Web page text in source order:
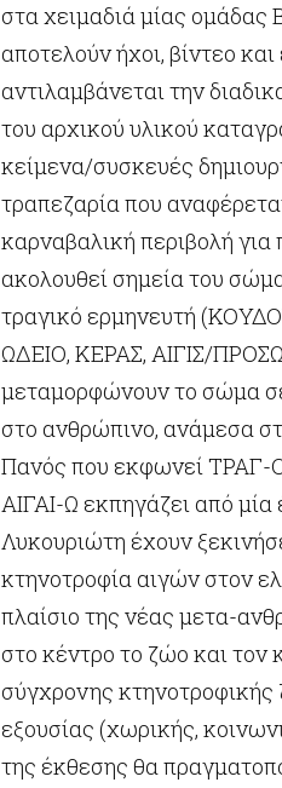
στα χειμαδιά μίας
αποτελούν ήχοι, βίντεο
αντιλαμβάνεται την
του αρχικού υλικού
κείμενα/συσκευές
τραπεζαρία που
καρναβαλική περιβολή
ακολουθεί σημεία του
τραγικό ερμηνευτή
ΩΔΕΙΟ, ΚΕΡΑΣ, ΑΙΓΙΣ/
μεταμορφώνουν το σώμα
στο ανθρώπινο, ανάμεσα
Πανός που εκφωνεί
ΑΙΓΑΙ-Ω εκπηγάζει από μία
Λυκουριώτη έχουν
κτηνοτροφία αιγών στον
πλαίσιο της νέας μετα-
στο κέντρο το ζώο και τον
σύγχρονης
εξουσίας (χωρικής,
της έκθεσης θα